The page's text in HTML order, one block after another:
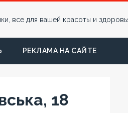
РЕКЛАМА НА САЙТЕ
18